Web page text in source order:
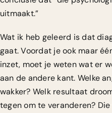
uitmaakt.”
Wat ik heb geleerd is dat
gaat. Voordat je ook maar
inzet, moet je weten wat er
aan de andere kant. Welke
wakker? Welk resultaat
tegen om te veranderen?